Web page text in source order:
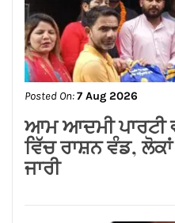
Posted On:7 Aug 2026
ਆਮ ਆਦਮੀ ਪਾਰਟੀ
ਵਿੱਚ ਰਾਸ਼ਨ ਵੰਡ, ਲੋਕਾਂ
ਜਾਰੀ